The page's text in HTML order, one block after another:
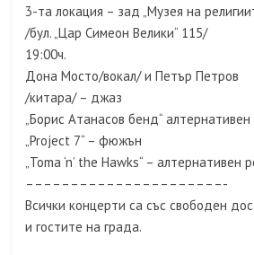
3-та локация – зад „Музея на
/бул. „Цар Симеон Велики“ 115/
19:00ч.
Дона Мосто/вокал/ и Петър Петров
/китара/ – джаз
„Борис Атанасов бенд“
„Project 7“ – фюжън
„Toma ‘n’ the Hawks“ – алтернативен
––––––––––––––––––––––-
Всички концерти са със свободен
и гостите на града.